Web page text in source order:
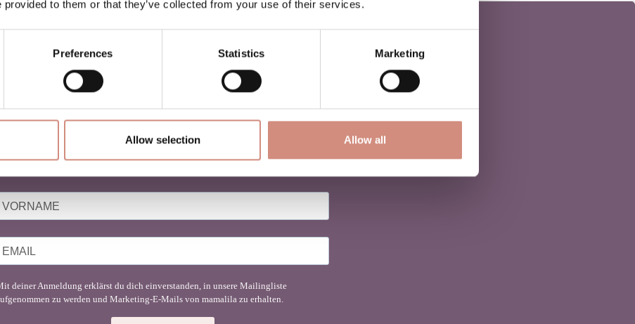
provided to them or that they’ve collected from your use of their services.
Preferences Statistics Marketing
Allow selection Allow all
NEWSLETTER
deiner Anmeldung erklärst du dich einverstanden, in unsere Mailingliste
zu werden und Marketing-E-Mails von mamalila zu erhalten.